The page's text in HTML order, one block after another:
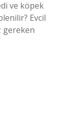
ve köpek
Evcil
gereken